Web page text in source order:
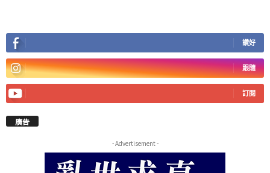
讚好
跟隨
訂閱
廣告
- Advertisement -